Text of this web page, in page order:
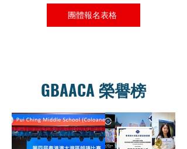
團體報名表格
GBAACA 榮譽榜